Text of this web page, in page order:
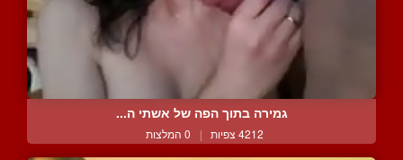
גמירה בתוך הפה של אשתי ה...
4212 צפיות | 0 המלצות